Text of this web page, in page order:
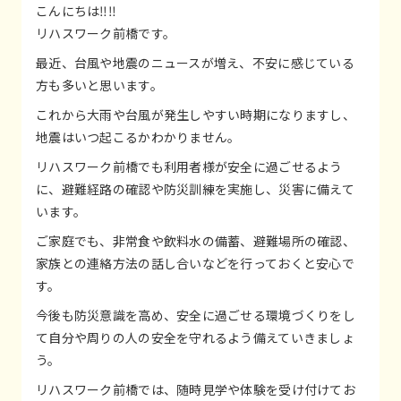
こんにちは‼️‼️
リハスワーク前橋です。
最近、台風や地震のニュースが増え、不安に感じている
方も多いと思います。
これから大雨や台風が発生しやすい時期になりますし、
地震はいつ起こるかわかりません。
リハスワーク前橋でも利用者様が安全に過ごせるよう
に、避難経路の確認や防災訓練を実施し、災害に備えて
います。
ご家庭でも、非常食や飲料水の備蓄、避難場所の確認、
家族との連絡方法の話し合いなどを行っておくと安心で
す。
今後も防災意識を高め、安全に過ごせる環境づくりをし
て自分や周りの人の安全を守れるよう備えていきましょ
う。
リハスワーク前橋では、随時見学や体験を受け付けてお